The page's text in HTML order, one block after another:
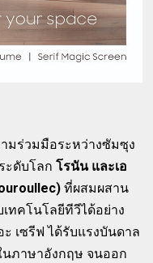
มร่วมมือระหว่างซัมซุง
ะดับโลกโรนัน และเอ
ที่ผสมผสาน
ทคโนโลยีทีวีได้อย่าง
เซรีฟ ได้รับแรงบันดาล
นภาษาอังกฤษ จนออก